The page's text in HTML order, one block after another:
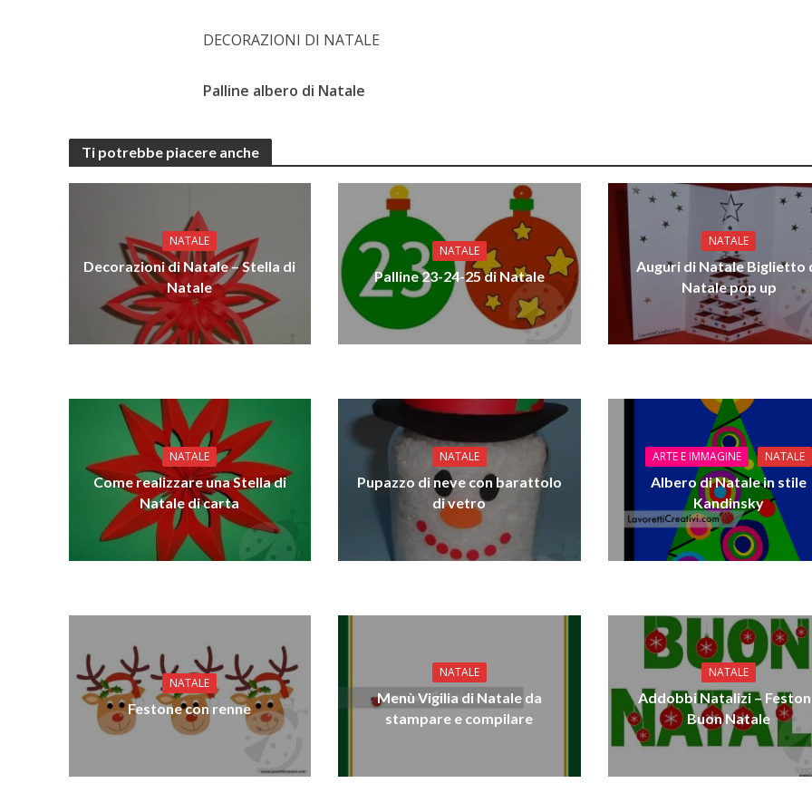
DECORAZIONI DI NATALE
Palline albero di Natale
Ti potrebbe piacere anche
NATALE
Decorazioni di Natale – Stella di
Natale
NATALE
Palline 23-24-25 di Natale
NATALE
Auguri di Natale Biglietto
Natale pop up
NATALE
Come realizzare una Stella di
Natale di carta
NATALE
Pupazzo di neve con barattolo
di vetro
ARTE E IMMAGINE NATALE
Albero di Natale in stile
Kandinsky
NATALE
Festone con renne
NATALE
Menù Vigilia di Natale da
stampare e compilare
NATALE
Addobbi Natalizi –
Buon Natale